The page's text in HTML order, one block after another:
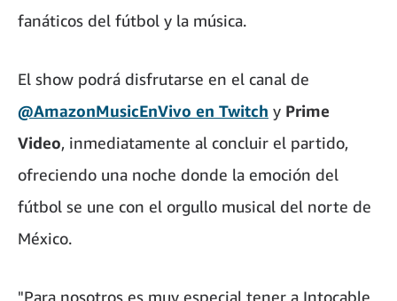
fanáticos del fútbol y la música.
El show podrá disfrutarse en el canal de
@AmazonMusicEnVivo en Twitch y Prime
Video, inmediatamente al concluir el partido,
ofreciendo una noche donde la emoción del
fútbol se une con el orgullo musical del norte de
México.
"Para nosotros es muy especial tener a Intocable